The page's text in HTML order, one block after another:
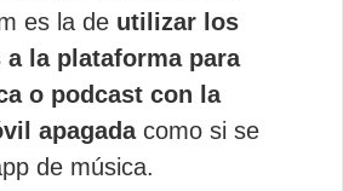
es la de utilizar los
la plataforma para
o podcast con la
apagadacomo si se
de música.